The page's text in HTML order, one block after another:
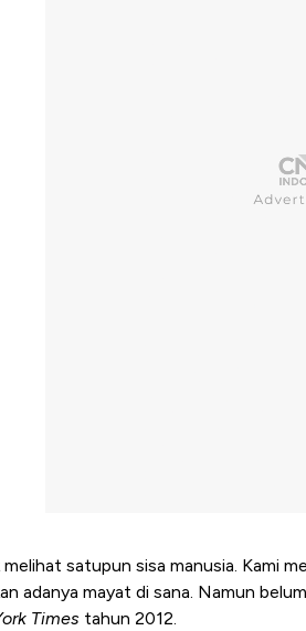
melihat satupun sisa manusia. Kami
adanya mayat di sana. Namun
Times tahun 2012.